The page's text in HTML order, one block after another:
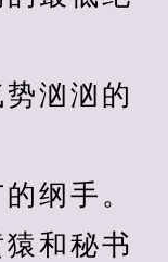
汹汹的
纲手。
和秘书